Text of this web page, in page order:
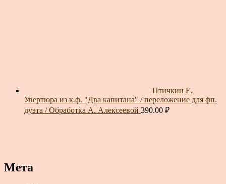
Птичкин Е.
Увертюра из к.ф. "Два капитана" / переложение для фп.
дуэта / Обработка А. Алексеевой 390.00 ₽
Мета